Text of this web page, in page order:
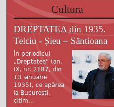
Cultura
DREPTATEA din 1935.
Telciu - Șieu – Sântioana
În periodicul
„Dreptatea” (an.
IX, nr. 2187, din
13 ianuarie
1935), ce apărea
la București,
citim...